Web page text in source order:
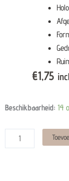
€1,75
Beschikbaarheid: 14
Wenskaart
Sending
a